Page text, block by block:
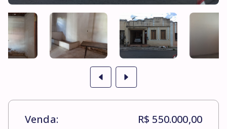
Venda: R$ 550.000,00